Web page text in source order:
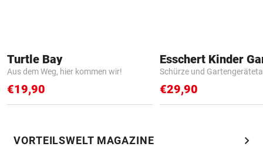
Turtle Bay
Aus dem Weg, hier kommen wir!
€19,90
Schürze und
€29,90
VORTEILSWELT MAGAZINE chevron_right